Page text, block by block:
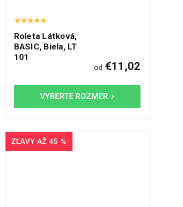
Roleta Látková,
BASIC, Biela, LT
101
od €11,02
ZĽAVY AŽ 45 %